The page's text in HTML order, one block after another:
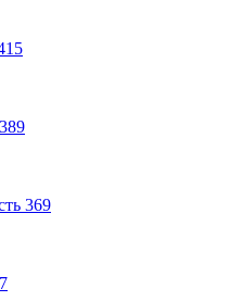
389
369